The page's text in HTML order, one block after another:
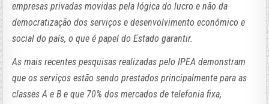
empresas privadas movidas pela lógica do lucro e não da
democratização dos serviços e desenvolvimento econômico e
social do país, o que é papel do Estado garantir.
As mais recentes pesquisas realizadas pelo IPEA demonstram
que os serviços estão sendo prestados principalmente para as
classes A e B e que 70% dos mercados de telefonia fixa,